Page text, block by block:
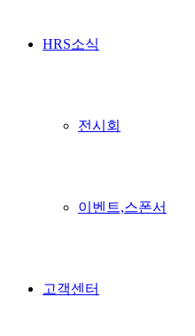
HRS소식
전시회
이벤트,스폰서
고객센터